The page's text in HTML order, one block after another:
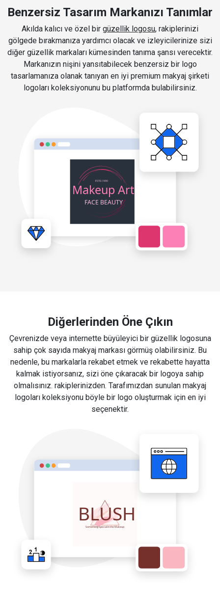
Benzersiz Tasarım Markanızı Tanımlar
Akılda kalıcı ve özel bir güzellik logosu, rakiplerinizi
gölgede bırakmanıza yardımcı olacak ve izleyicilerinize sizi
diğer güzellik markaları kümesinden tanıma şansı verecektir.
Markanızın nişini yansıtabilecek benzersiz bir logo
tasarlamanıza olanak tanıyan en iyi premium makyaj şirketi
logoları koleksiyonunu bu platformda bulabilirsiniz.
Diğerlerinden Öne Çıkın
Çevrenizde veya internette büyüleyici bir güzellik logosuna
sahip çok sayıda makyaj markası görmüş olabilirsiniz. Bu
nedenle, bu markalarla rekabet etmek ve rekabette hayatta
kalmak istiyorsanız, sizi öne çıkaracak bir logoya sahip
olmalısınız. rakiplerinizden. Tarafımızdan sunulan makyaj
logoları koleksiyonu böyle bir logo oluşturmak için en iyi
seçenektir.